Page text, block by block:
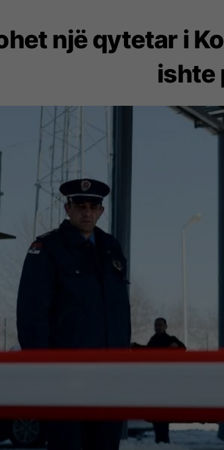
një qytetar i
ishte